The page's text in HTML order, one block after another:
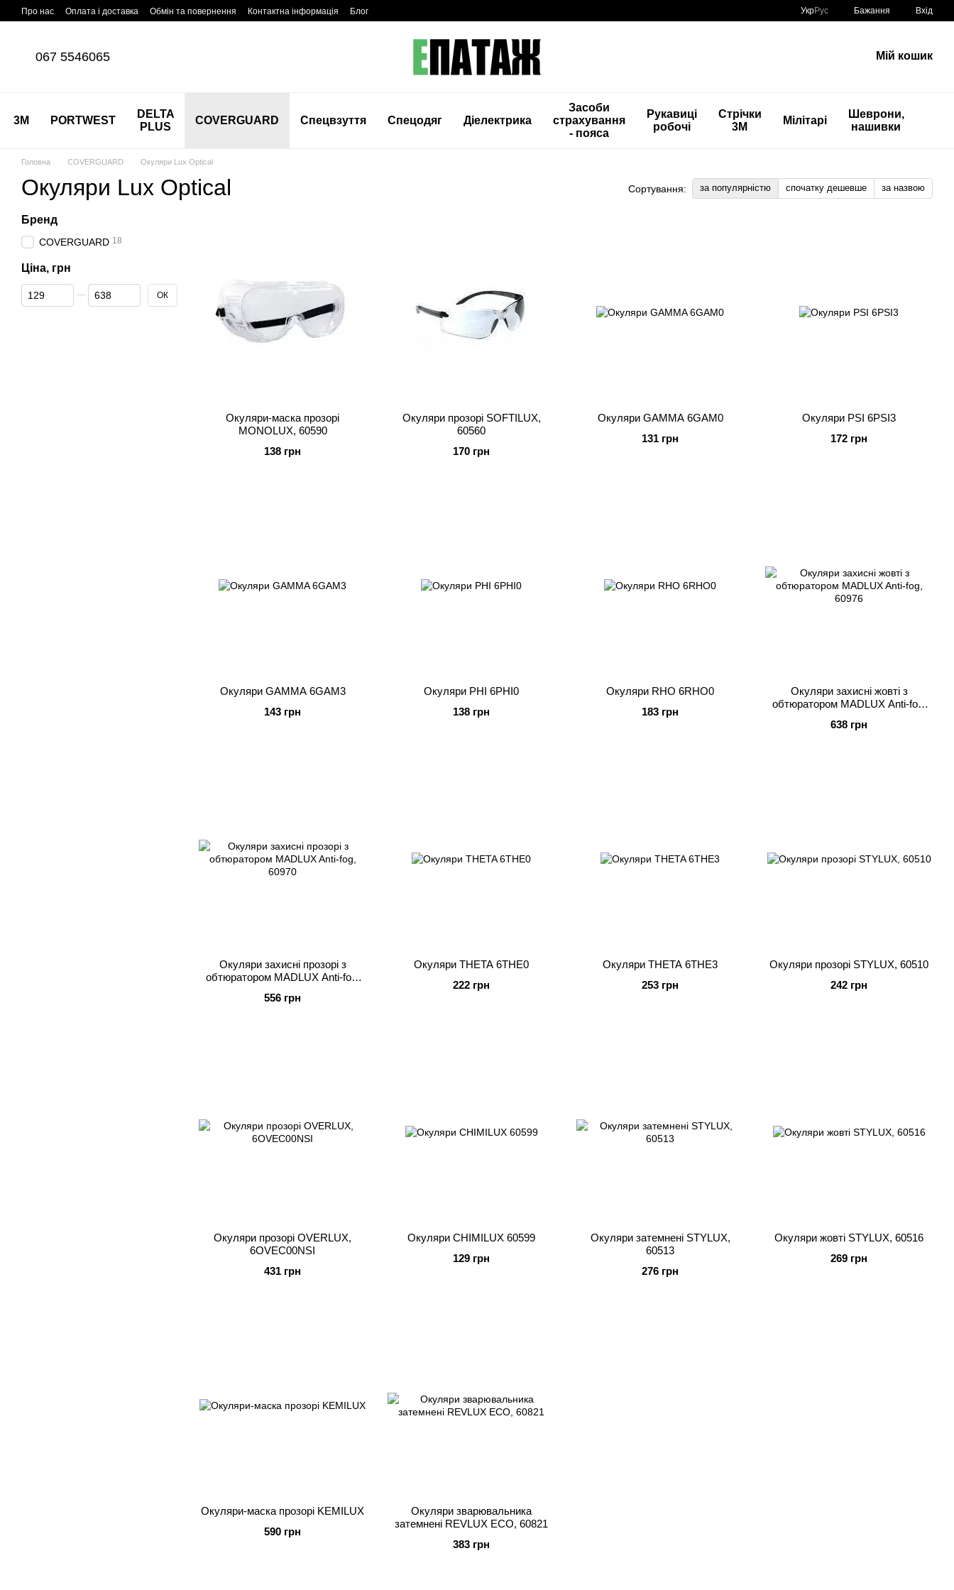
Перейти до основного контенту
Про нас Оплата і доставка Обмін та повернення Контактна інформація Блог УкрРус Бажання Вхід
067 5546065 Мій кошик
3M PORTWEST
DELTA
PLUS
COVERGUARD Спецвзуття Спецодяг Діелектрика
Засоби
страхування
- пояса
Рукавиці
робочі
Стрічки
3М
Мілітарі
Шеврони,
нашивки
Головна COVERGUARD Окуляри Lux Optical
Окуляри Lux Optical Сортування: за популярністю спочатку дешевше за назвою
Окуляри-маска прозорі
MONOLUX, 60590
138 грн
Окуляри прозорі SOFTILUX,
60560
170 грн
Окуляри GAMMA 6GAM0
131 грн
Окуляри PSI 6PSI3
172 грн
Окуляри GAMMA 6GAM3
143 грн
Окуляри PHI 6PHI0
138 грн
Окуляри RHO 6RHO0
183 грн
Окуляри захисні жовті з
обтюратором MADLUX Anti-fog,
638 грн
Окуляри захисні прозорі з
обтюратором MADLUX Anti-fog,
556 грн
Окуляри THETA 6THE0
222 грн
Окуляри THETA 6THE3
253 грн
Окуляри прозорі STYLUX, 60510
242 грн
Окуляри прозорі OVERLUX,
6OVEC00NSI
431 грн
Окуляри CHIMILUX 60599
129 грн
Окуляри затемнені STYLUX,
60513
276 грн
Окуляри жовті STYLUX, 60516
269 грн
Окуляри-маска прозорі KEMILUX
590 грн
Окуляри зварювальника
затемнені REVLUX ECO, 60821
383 грн
Бренд
COVERGUARD 18
Ціна, грн
Від Ціна, грн
До Ціна, грн ОК